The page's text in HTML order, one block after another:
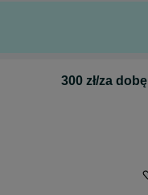
300 zł/za dobę